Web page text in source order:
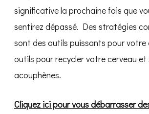
significative la prochaine fois que
sentirez dépassé. Des stratégies
sont des outils puissants pour votre
outils pour recycler votre cerveau et
acouphènes.
Cliquez ici pour vous débarrasser